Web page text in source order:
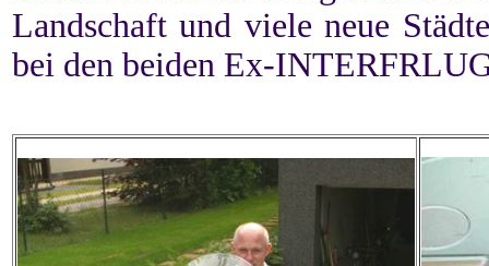
Landschaft und viele neue
bei den beiden Ex-